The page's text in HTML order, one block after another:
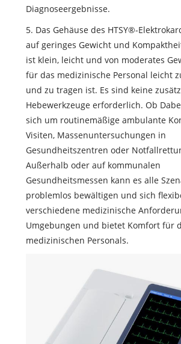
Diagnoseergebnisse.
5. Das Gehäuse des HTSY®-
auf geringes Gewicht und
ist klein, leicht und von moderates
für das medizinische Personal leicht
und zu tragen ist. Es sind keine
Hebewerkzeuge erforderlich. Ob
sich um routinemäßige ambulante
Visiten, Massenuntersuchungen in
Gesundheitszentren oder
Außerhalb oder auf kommunalen
Gesundheitsmessen kann es alle
problemlos bewältigen und sich
verschiedene medizinische
Umgebungen und bietet Komfort für
medizinischen Personals.